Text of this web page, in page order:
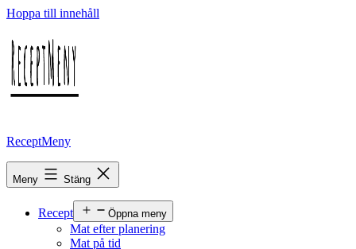
Hoppa till innehåll
ReceptMeny
Meny Stäng
Recept Öppna meny
Mat efter planering
Mat på tid